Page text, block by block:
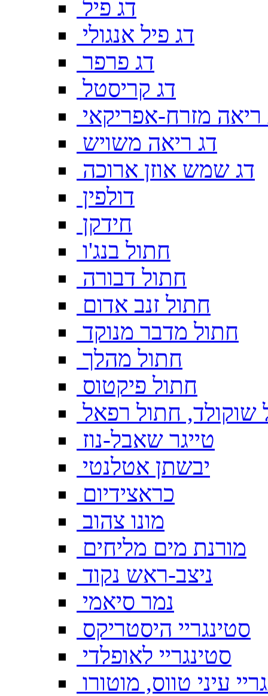
דג פיל
דג פיל אנגולי
דג פרפר
דג קריסטל
ריאה מזרח-אפריקאי
דג ריאה משויש
דג שמש אוזן ארוכה
דולפין
חידקן
חתול בנג'ו
חתול דבורה
חתול זנב אדום
חתול מדבר מנוקד
חתול מהלך
חתול פיקטוס
שוקולד, חתול רפאל
טייגר שאבל-נוז
יבשתן אטלנטי
כראצידיום
מונו צהוב
מורנת מים מליחים
ניצב-ראש נקוד
נמר סיאמי
סטינגריי היסטריקס
סטינגריי לאופלדי
עיני טווס, מוטורו